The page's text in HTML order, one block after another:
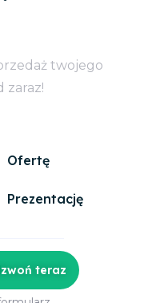
twojego
zaraz!
Ofertę
Prezentację
teraz